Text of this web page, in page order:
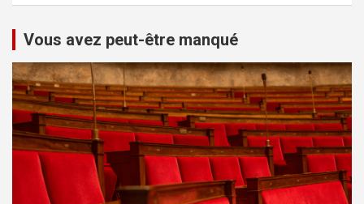
Vous avez peut-être manqué